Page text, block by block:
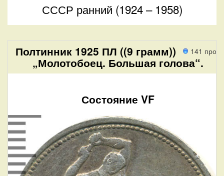
СССР ранний (1924 – 1958)
141
Полтинник 1925 ПЛ ((9 грамм))
„Молотобоец. Большая голова“.
Состояние VF